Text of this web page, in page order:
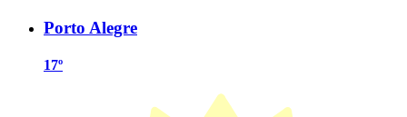
Porto Alegre
17º